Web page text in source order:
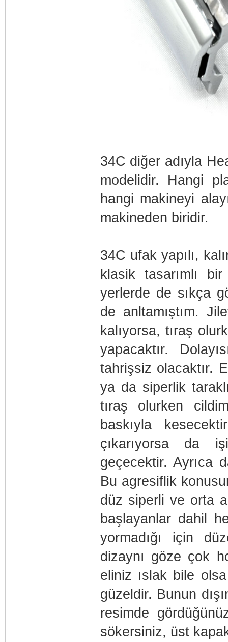
34C diğer adıyla
modelidir. Hangi
hangi makineyi
makineden biridir.
34C ufak yapılı,
klasik tasarımlı
yerlerde de sıkça
de anltamıştım.
kalıyorsa, tıraş
yapacaktır.
tahrişsiz olacaktır.
ya da siperlik
tıraş olurken
baskıyla
çıkarıyorsa da
geçecektir. Ayrıca
Bu agresiflik
düz siperli ve orta
başlayanlar dahil
yormadığı için
dizaynı göze çok
eliniz ıslak bile
güzeldir. Bunun
resimde
sökersiniz, üst